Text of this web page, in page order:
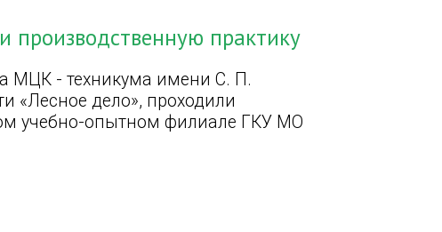
производственную практику
МЦК - техникума имени С. П.
«Лесное дело», проходили
учебно-опытном филиале ГКУ МО